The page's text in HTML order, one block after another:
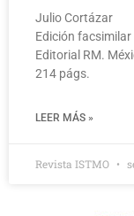
Julio Cortázar
Edición facsimilar
Editorial RM.
214 págs.
LEER MÁS »
Revista ISTMO